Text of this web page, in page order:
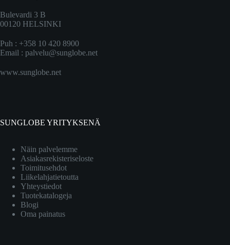
Bulevardi 3 B
00120 HELSINKI
Puh : +358 10 420 8900
Email : palvelu@sunglobe.net
www.sunglobe.net
SUNGLOBE YRITYKSENÄ
Näin palvelemme
Asiakasrekisteriseloste
Toimitusehdot
Liikelahjatietoutta
Yhteystiedot
Tuotekatalogeja
Blogi
Oma painatus